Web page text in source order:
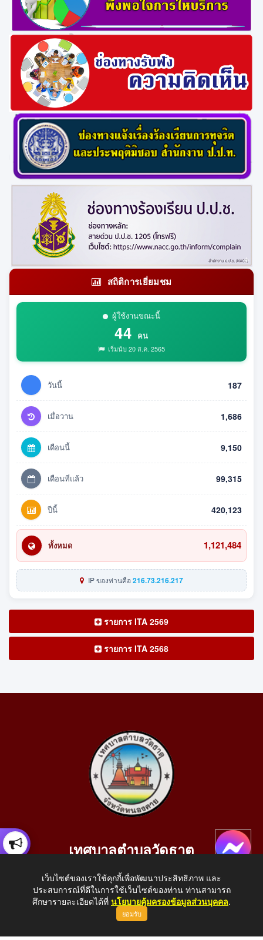
สถิติการเยี่ยมชม
ผู้ใช้งานขณะนี้
44 คน
เริ่มนับ 20 ส.ค. 2565
วันนี้ 187
เมื่อวาน 1,686
เดือนนี้ 9,150
เดือนที่แล้ว 99,315
ปีนี้ 420,123
ทั้งหมด 1,121,484
IP ของท่านคือ216.73.216.217
รายการ ITA 2569
รายการ ITA 2568
เทศบาลตำบลวัดธาตุ
อ.เมือง จ.หนองคาย 43000
โทรศัพท์: 042-414758 โทรสาร: 042-414759
E-Mail: saraban_05430110@dla.go.th
เว็บไซต์ของเราใช้คุกกี้เพื่อพัฒนาประสิทธิภาพ และ
ประสบการณ์ที่ดีในการใช้เว็บไซต์ของท่าน ท่านสามารถ
ศึกษารายละเอียดได้ที่ นโยบายคุ้มครองข้อมูลส่วนบุคคล.
ยอมรับ